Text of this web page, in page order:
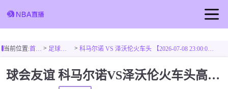
篮球直播
当前位置: 首页 > 足球直播 > 科马尔诺 VS 泽沃伦火车头 【2026-07-08 23:00:00】
球会友谊 科马尔诺VS泽沃伦火车头高清直播免费观看